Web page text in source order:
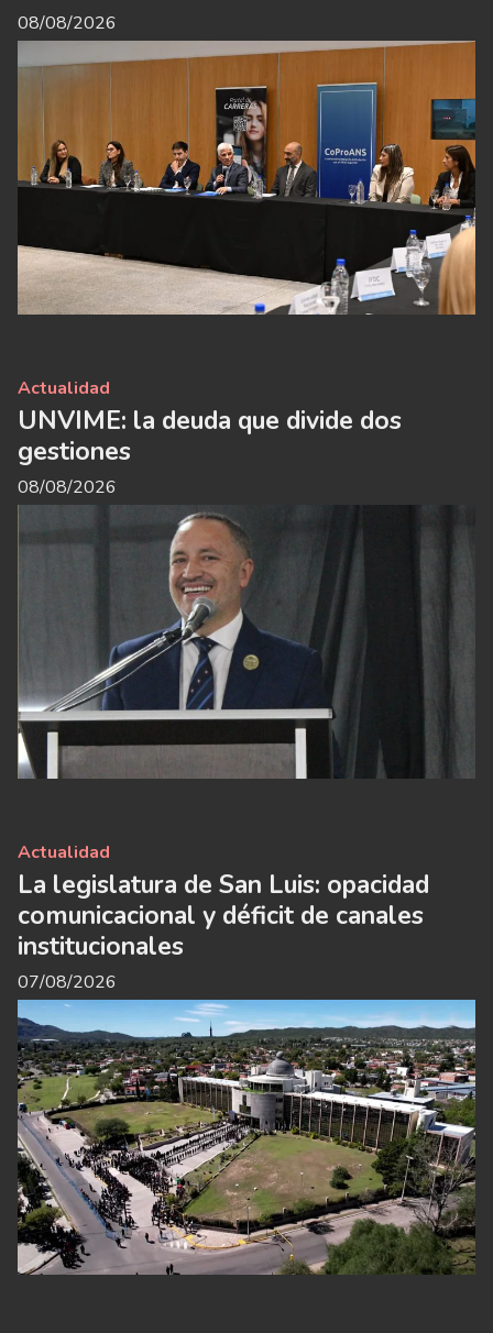
08/08/2026
UNVIME: la deuda que divide dos
gestiones
Actualidad
08/08/2026
La legislatura de San Luis: opacidad
comunicacional y déficit de canales
institucionales
Actualidad
07/08/2026